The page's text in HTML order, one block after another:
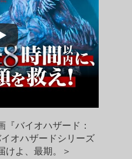
『バイオハザード：
オハザードシリーズ
けよ、最期。＞